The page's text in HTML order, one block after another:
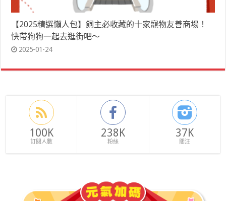
【2025精選懶人包】飼主必收藏的十家寵物友善商場！
快帶狗狗一起去逛街吧～
2025-01-24
100K
訂閱人數
238K
粉絲
37K
關注